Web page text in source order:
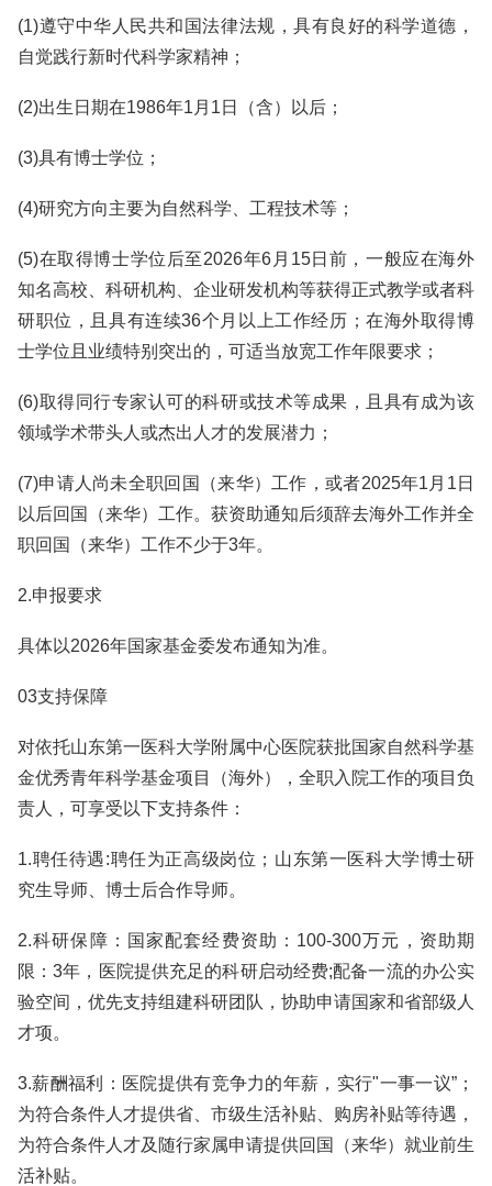
(1)遵守中华人民共和国法律法规，具有良好的科学道德，
自觉践行新时代科学家精神；
(2)出生日期在1986年1月1日（含）以后；
(3)具有博士学位；
(4)研究方向主要为自然科学、工程技术等；
(5)在取得博士学位后至2026年6月15日前，一般应在海外
知名高校、科研机构、企业研发机构等获得正式教学或者科
研职位，且具有连续36个月以上工作经历；在海外取得博
士学位且业绩特别突出的，可适当放宽工作年限要求；
(6)取得同行专家认可的科研或技术等成果，且具有成为该
领域学术带头人或杰出人才的发展潜力；
(7)申请人尚未全职回国（来华）工作，或者2025年1月1日
以后回国（来华）工作。获资助通知后须辞去海外工作并全
职回国（来华）工作不少于3年。
2.申报要求
具体以2026年国家基金委发布通知为准。
03支持保障
对依托山东第一医科大学附属中心医院获批国家自然科学基
金优秀青年科学基金项目（海外），全职入院工作的项目负
责人，可享受以下支持条件：
1.聘任待遇:聘任为正高级岗位；山东第一医科大学博士研
究生导师、博士后合作导师。
2.科研保障：国家配套经费资助：100-300万元，资助期
限：3年，医院提供充足的科研启动经费;配备一流的办公实
验空间，优先支持组建科研团队，协助申请国家和省部级人
才项。
3.薪酬福利：医院提供有竞争力的年薪，实行"一事一议”；
为符合条件人才提供省、市级生活补贴、购房补贴等待遇，
为符合条件人才及随行家属申请提供回国（来华）就业前生
活补贴。